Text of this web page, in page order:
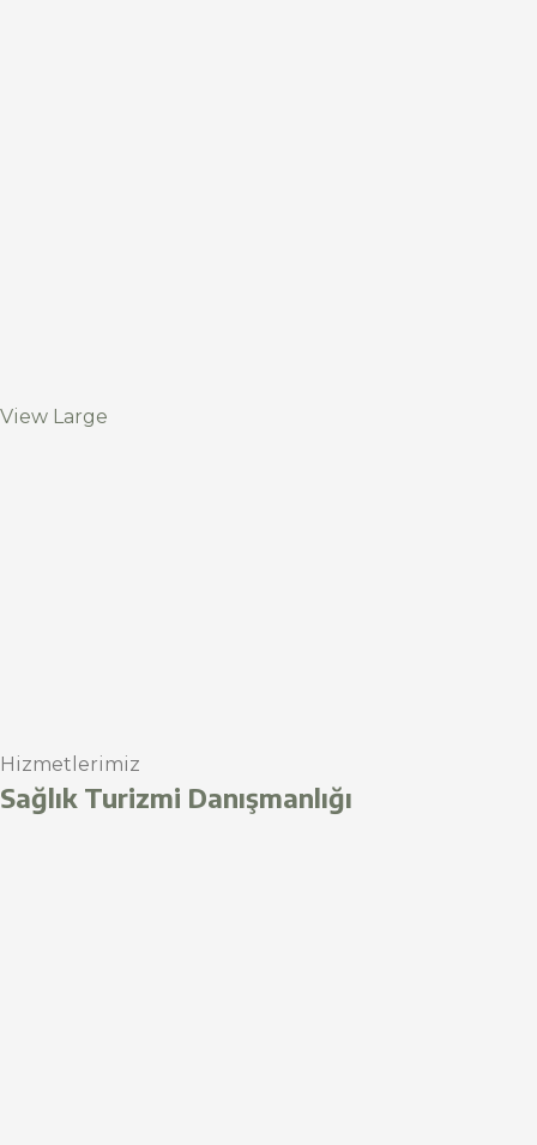
View Large
Hizmetlerimiz
Sağlık Turizmi Danışmanlığı